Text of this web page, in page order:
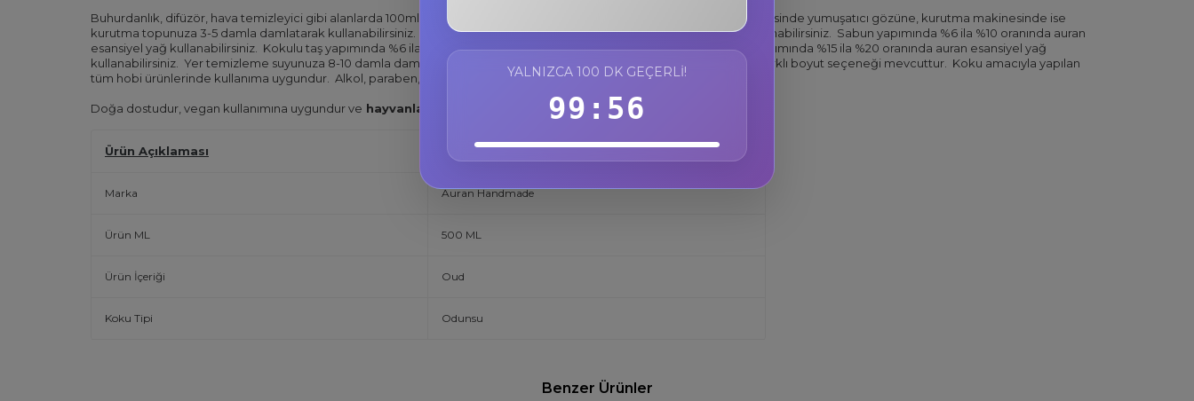
Buhurdanlık, difüzör, hava temizleyici gibi alanlarda 100ml su için 3-5 damla damlatarak kullanabilirsiniz.
Çamaşır makinesinde yumuşatıcı gözüne, kurutma makinesinde ise
kurutma topunuza 3-5 damla damlatarak kullanabilirsiniz.
Mum yapımında %6 ila %10 oranında auran esansiyel yağ kullanabilirsiniz.
Sabun yapımında %6 ila %10 oranında auran
esansiyel yağ kullanabilirsiniz.
Kokulu taş yapımında %6 ila %10 oranında auran esansiyel yağ kullanabilirsiniz.Parfüm yapımında %15 ila %20 oranında auran esansiyel yağ
kullanabilirsiniz. Yer temizleme suyunuza 8-10 damla damlatarak kullanabilirsiniz. Ürünümüz saf'tır seyreltilmemiştir. 6 farklı boyut seçeneği mevcuttur.
Koku amacıyla yapılan
tüm hobi ürünlerinde kullanıma uygundur. Alkol, paraben, sülfat, sles, sls, sentetik boya ve koruyucu içermez.
Doğa dostudur, vegan kullanımına uygundur ve hayvanlar üzerinde kesinlikle test edilmemiştir.
Ürün Açıklaması
Marka Auran Handmade
Ürün ML 500 ML
Ürün İçeriği Oud
Koku Tipi Odunsu
Benzer Ürünler
YALNIZCA 100 DK GEÇERLI!
99:55